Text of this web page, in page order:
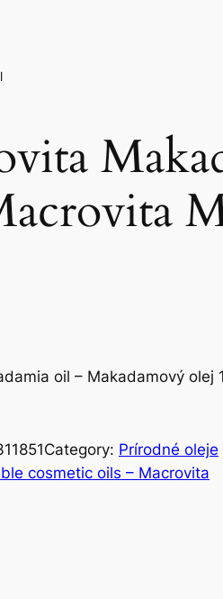
oil – Makadamový olej
Category: Prírodné oleje
cosmetic oils – Macrovita